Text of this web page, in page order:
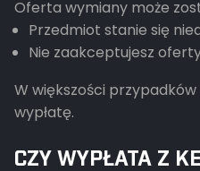
Oferta wymiany może
Przedmiot stanie się
Nie zaakceptujesz
W większości
wypłatę.
CZY WYPŁATA Z